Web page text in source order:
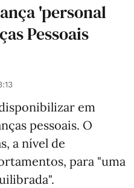
'personal
Pessoais
em
pessoais. O
a nível de
para "uma